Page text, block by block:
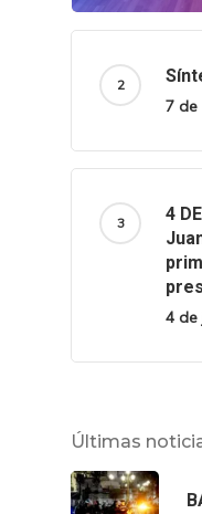
7 de
4
4 de
Últimas